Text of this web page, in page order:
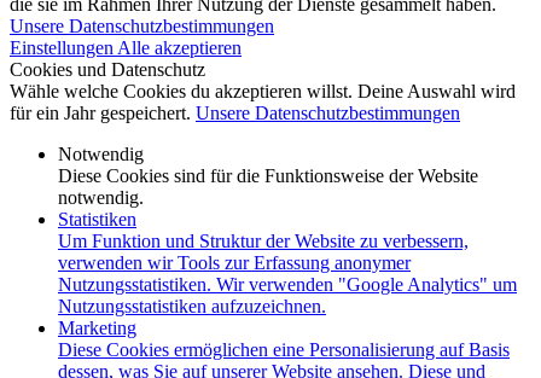
Unsere Datenschutzbestimmungen
Einstellungen Alle akzeptieren
Cookies und Datenschutz
Wähle welche Cookies du akzeptieren willst. Deine Auswahl wird
für ein Jahr gespeichert. Unsere Datenschutzbestimmungen
Notwendig
Diese Cookies sind für die Funktionsweise der Website
notwendig.
Statistiken
Um Funktion und Struktur der Website zu verbessern,
verwenden wir Tools zur Erfassung anonymer
Nutzungsstatistiken. Wir verwenden "Google Analytics" um
Nutzungsstatistiken aufzuzeichnen.
Marketing
Diese Cookies ermöglichen eine Personalisierung auf Basis
dessen, was Sie auf unserer Website ansehen. Diese und